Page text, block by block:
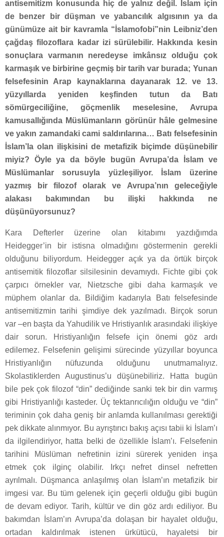
antisemitizm konusunda hiç de yalnız değil. İslam için
de benzer bir düşman ve yabancılık algısının ya da
günümüze ait bir kavramla “İslamofobi”nin Leibniz’den
çağdaş filozoflara kadar izi sürülebilir. Hakkında kesin
sonuçlara varmanın neredeyse imkânsız olduğu çok
karmaşık ve birbirine geçmiş bir tarih var burada; Yunan
felsefesinin Arap kaynaklarına dayanarak 12. ve 13.
yüzyıllarda yeniden keşfinden tutun da Batı
sömürgeciliğine, göçmenlik meselesine, Avrupa
kamusallığında Müslümanların görünür hâle gelmesine
ve yakın zamandaki cami saldırılarına… Batı felsefesinin
İslam’la olan ilişkisini de metafizik biçimde düşünebilir
miyiz? Öyle ya da böyle bugün Avrupa’da İslam ve
Müslümanlar sorusuyla yüzleşiliyor. İslam üzerine
yazmış bir filozof olarak ve Avrupa’nın geleceğiyle
alakası bakımından bu ilişki hakkında ne
düşünüyorsunuz?
Kara Defterler üzerine olan kitabımı yazdığımda
Heidegger’in bir istisna olmadığını göstermenin gerekli
olduğunu biliyordum. Heidegger açık ya da örtük birçok
antisemitik filozoflar silsilesinin devamıydı. Fichte gibi çok
çarpıcı örnekler var, Nietzsche gibi daha karmaşık ve
müphem olanlar da. Bildiğim kadarıyla Batı felsefesinde
antisemitizmin tarihi şimdiye dek yazılmadı. Birçok sorun
var –en başta da Yahudilik ve Hristiyanlık arasındaki ilişkiye
dair sorun. Hristiyanlığın felsefe için önemi göz ardı
edilemez. Felsefenin gelişimi sürecinde yüzyıllar boyunca
Hristiyanlığın nüfuzunda olduğunu unutmamalıyız.
Skolastiklerden Augustinus’u düşünebiliriz. Hatta bugün
bile pek çok filozof “din” dediğinde sanki tek bir din varmış
gibi Hristiyanlığı kasteder. Üç tektanrıcılığın olduğu ve “din”
teriminin çok daha geniş bir anlamda kullanılması gerektiği
pek dikkate alınmıyor. Bu ayrıştırıcı bakış açısı tabii ki İslam’ı
da ilgilendiriyor, hatta belki de özellikle İslam’ı. Felsefenin
tarihini Müslüman nefretinin izini sürerek yeniden inşa
etmek çok ilginç olabilir. Irkçı nefret dinsel nefretten
ayrılmalı. Düşmanca anlaşılmış olan İslam’ın metafizik bir
imgesi var. Bu tüm gelenek için geçerli olduğu gibi bugün
de devam ediyor. Tarih, kültür ve din göz ardı ediliyor. Bu
bakımdan İslam’ın Avrupa’da dolaşan bir hayalet olduğu,
ortadan kaldırılmak istenen ürkütücü, hayaletsi bir